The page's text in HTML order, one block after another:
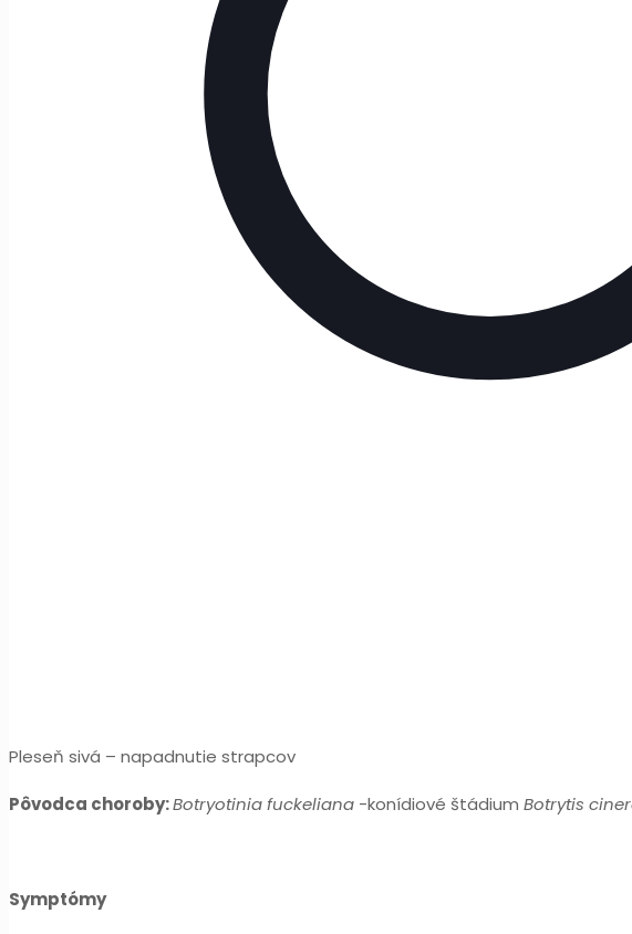
Pleseň sivá – napadnutie strapcov
Pôvodca choroby:Botryotinia fuckeliana -konídiové štádium Botrytis
Symptómy